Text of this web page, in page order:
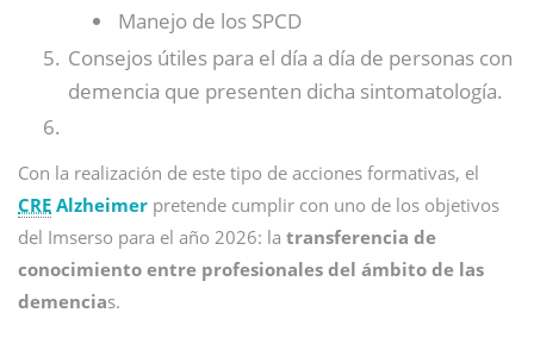
Manejo de los SPCD
Consejos útiles para el día a día de personas con
demencia que presenten dicha sintomatología.
Con la realización de este tipo de acciones formativas, el
CRE Alzheimer pretende cumplir con uno de los objetivos
del Imserso para el año 2026: la transferencia de
conocimiento entre profesionales del ámbito de las
demencias.